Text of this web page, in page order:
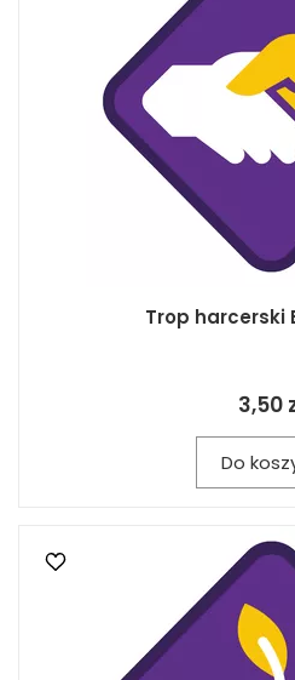
Trop harcerski
3,50
Do